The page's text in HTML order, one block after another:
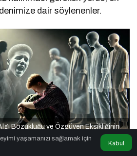
dair söylenenler.
Bozukluğu ve Özgüven Eksikliğinin
Başlayan
yaşamanızı sağlamak için
Kabul